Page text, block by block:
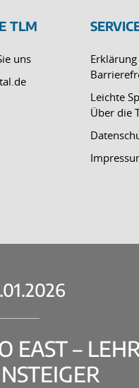
TLM
uns
Leichte
Über die
EAST –